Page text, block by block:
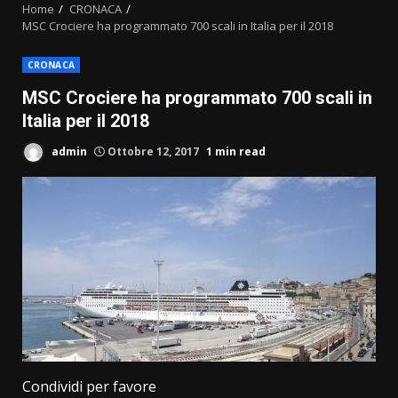
Home
CRONACA
MSC Crociere ha programmato 700 scali in Italia per il 2018
CRONACA
MSC Crociere ha programmato 700 scali in
Italia per il 2018
admin Ottobre 12, 2017 1 min read
Condividi per favore